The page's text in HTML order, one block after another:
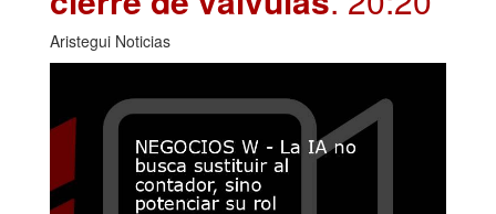
Aristegui Noticias